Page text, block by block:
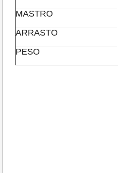
MASTRO
ARRASTO
PESO